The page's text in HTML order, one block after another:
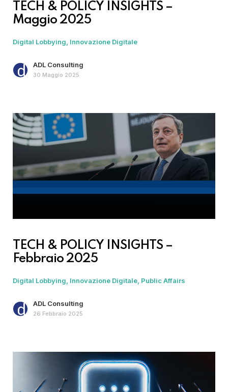
TECH & POLICY INSIGHTS –
Maggio 2025
Digital Lobbying Innovazione Digitale
ADL Consulting
30 Maggio 2025
TECH & POLICY INSIGHTS –
Febbraio 2025
Digital Lobbying Innovazione Digitale Public Affairs
ADL Consulting
26 Febbraio 2025